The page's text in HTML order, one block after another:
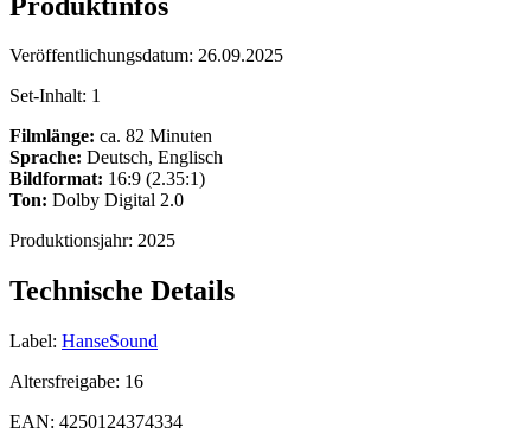
Veröffentlichungsdatum: 26.09.2025
Set-Inhalt: 1
Filmlänge: ca. 82 Minuten
Sprache: Deutsch, Englisch
Bildformat: 16:9 (2.35:1)
Ton: Dolby Digital 2.0
Produktionsjahr: 2025
Technische Details
Label: HanseSound
Altersfreigabe: 16
EAN: 4250124374334